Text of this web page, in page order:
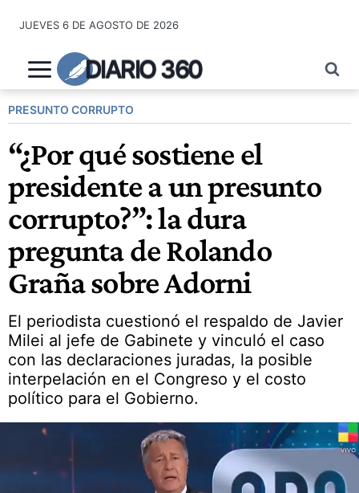
contenido
JUEVES 6 DE AGOSTO DE 2026
DIARIO 360
PRESUNTO CORRUPTO
“¿Por qué sostiene el
presidente a un presunto
corrupto?”: la dura
pregunta de Rolando
Graña sobre Adorni
El periodista cuestionó el respaldo de Javier
Milei al jefe de Gabinete y vinculó el caso
con las declaraciones juradas, la posible
interpelación en el Congreso y el costo
político para el Gobierno.